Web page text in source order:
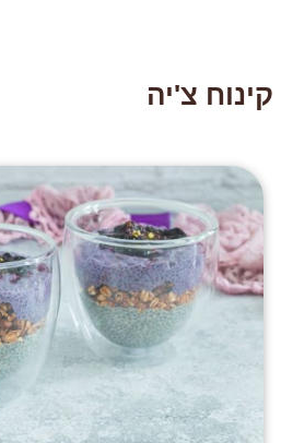
קינוח צ'יה